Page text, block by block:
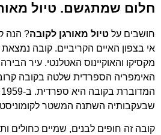
חלום שמתגשם. טיול
חושבים על טיול מאורגן לקובה? הנה
אי בצפון האיים הקריביים. קובה
מקסיקו והאוקיינוס האטלנטי. עיר
שבעקבותיה השתנה המשטר
קובה זה חופים לבנים, שמיים כחולים